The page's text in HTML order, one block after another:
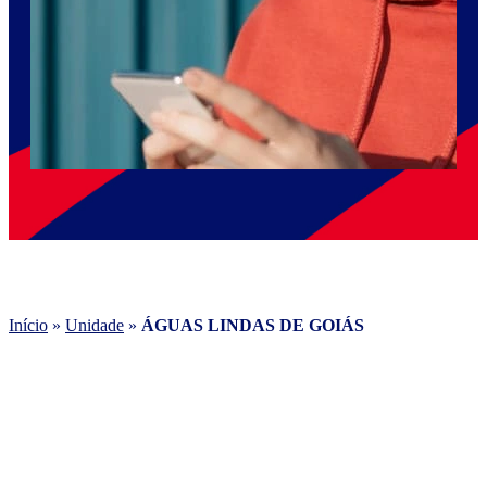
Início » Unidade » ÁGUAS LINDAS DE GOIÁS